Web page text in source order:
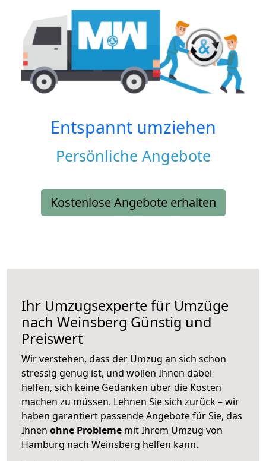
Entspannt umziehen
Persönliche Angebote
Kostenlose Angebote erhalten
Ihr Umzugsexperte für Umzüge
nach Weinsberg Günstig und
Preiswert
Wir verstehen, dass der Umzug an sich schon
stressig genug ist, und wollen Ihnen dabei
helfen, sich keine Gedanken über die Kosten
machen zu müssen. Lehnen Sie sich zurück – wir
haben garantiert passende Angebote für Sie, das
Ihnen ohne Probleme mit Ihrem Umzug von
Hamburg nach Weinsberg helfen kann.